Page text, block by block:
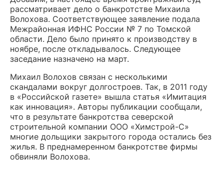
рассматривает дело о банкротстве Михаила
Волохова. Соответствующее заявление подала
Межрайонная ИФНС России № 7 по Томской
области. Дело было принято к производству в
ноябре, после откладывалось. Следующее
заседание назначено на март.
Михаил Волохов связан с несколькими
скандалами вокруг долгостроев. Так, в 2011 году
в «Российской газете» вышла статья «Имитация
как инновация». Авторы публикации сообщали,
что в результате банкротства северской
строительной компании ООО «Химстрой-С»
многие дольщики закрытого города остались без
жилья. В преднамеренном банкротстве фирмы
обвиняли Волохова.